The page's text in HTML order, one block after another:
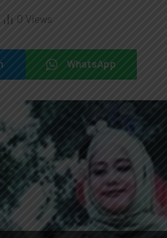
0 Views
WhatsApp